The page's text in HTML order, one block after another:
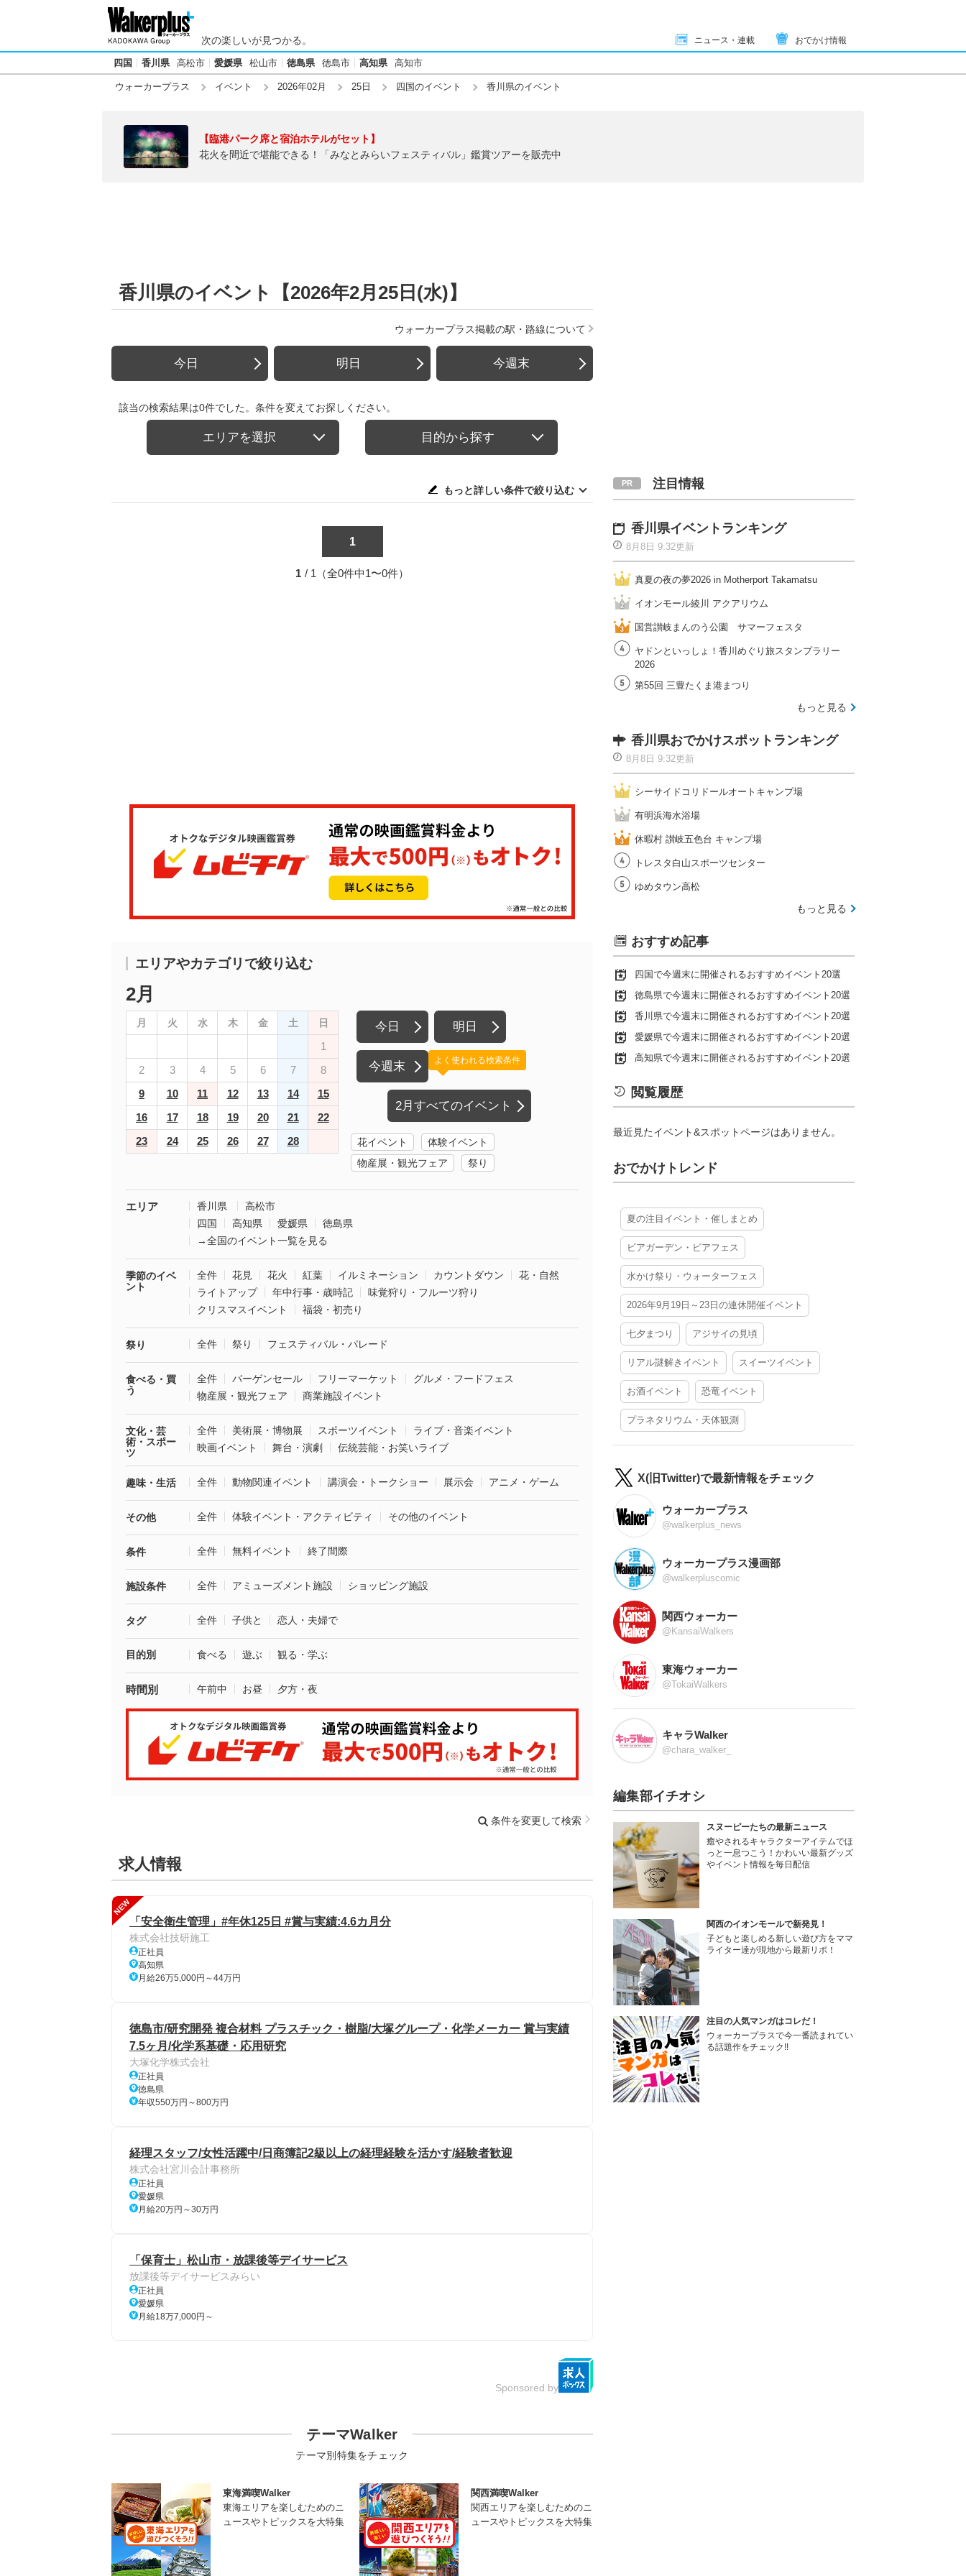
次の楽しいが見つかる。 ニュース・連載 おでかけ情報
四国 香川県 高松市 愛媛県 松山市 徳島県 徳島市 高知県 高知市
ウォーカープラス イベント 2026年02月 25日 四国のイベント 香川県のイベント
【臨港パーク席と宿泊ホテルがセット】
花火を間近で堪能できる！「みなとみらいフェスティバル」鑑賞ツアーを販売中
香川県のイベント【2026年2月25日(水)】
ウォーカープラス掲載の駅・路線について
今日 明日 今週末
該当の検索結果は0件でした。条件を変えてお探しください。
エリアを選択 目的から探す
もっと詳しい条件で絞り込む
1
1 / 1（全0件中1〜0件）
エリアやカテゴリで絞り込む
2月
月 火 水 木 金 土 日
1
2
3 4 5 6 7
8
9
10 11 12 13 14
15
16
17 18 19 20 21
22
23
24 25 26 27 28
今日 明日
今週末
2月すべてのイベント
よく使われる検索条件
花イベント
体験イベント
物産展・観光フェア
祭り
エリア 香川県
高松市
四国
高知県 愛媛県
徳島県
→全国のイベント一覧を見る
季節のイベ
ント
全件 花見 花火 紅葉 イルミネーション カウントダウン
花・自然
ライトアップ
年中行事・歳時記
味覚狩り・フルーツ狩り
クリスマスイベント
福袋・初売り
祭り 全件 祭り フェスティバル・パレード
食べる・買
う
全件 バーゲンセール フリーマーケット
グルメ・フードフェス
物産展・観光フェア
商業施設イベント
文化・芸
術・スポー
ツ
全件 美術展・博物展 スポーツイベント
ライブ・音楽イベント
映画イベント
舞台・演劇 伝統芸能・お笑いライブ
趣味・生活 全件 動物関連イベント 講演会・トークショー 展示会 アニメ・ゲーム
その他 全件 体験イベント・アクティビティ その他のイベント
条件 全件 無料イベント 終了間際
施設条件 全件 アミューズメント施設 ショッピング施設
タグ 全件 子供と 恋人・夫婦で
目的別 食べる 遊ぶ 観る・学ぶ
時間別 午前中 お昼 夕方・夜
条件を変更して検索
求人情報
NEW
「安全衛生管理」#年休125日 #賞与実績:4.6カ月分
株式会社技研施工
正社員
高知県
月給26万5,000円～44万円
徳島市/研究開発 複合材料 プラスチック・樹脂/大塚グループ・化学メーカー 賞与実績
7.5ヶ月/化学系基礎・応用研究
大塚化学株式会社
正社員
徳島県
年収550万円～800万円
経理スタッフ/女性活躍中/日商簿記2級以上の経理経験を活かす/経験者歓迎
株式会社宮川会計事務所
正社員
愛媛県
月給20万円～30万円
「保育士」松山市・放課後等デイサービス
放課後等デイサービスみらい
正社員
愛媛県
月給18万7,000円～
Sponsored by
テーマWalker
テーマ別特集をチェック
東海満喫Walker
東海エリアを楽しむためのニ
ュースやトピックスを大特集
関西満喫Walker
関西エリアを楽しむためのニ
ュースやトピックスを大特集
注目情報
香川県イベントランキング
8月8日 9:32更新
真夏の夜の夢2026 in Motherport Takamatsu
イオンモール綾川 アクアリウム
国営讃岐まんのう公園 サマーフェスタ
ヤドンといっしょ！香川めぐり旅スタンプラリー
2026
第55回 三豊たくま港まつり
もっと見る
香川県おでかけスポットランキング
8月8日 9:32更新
シーサイドコリドールオートキャンプ場
有明浜海水浴場
休暇村 讃岐五色台 キャンプ場
トレスタ白山スポーツセンター
ゆめタウン高松
もっと見る
おすすめ記事
四国で今週末に開催されるおすすめイベント20選
徳島県で今週末に開催されるおすすめイベント20選
香川県で今週末に開催されるおすすめイベント20選
愛媛県で今週末に開催されるおすすめイベント20選
高知県で今週末に開催されるおすすめイベント20選
閲覧履歴
最近見たイベント&スポットページはありません。
おでかけトレンド
夏の注目イベント・催しまとめ
ビアガーデン・ビアフェス
水かけ祭り・ウォーターフェス
2026年9月19日～23日の連休開催イベント
七夕まつり アジサイの見頃
リアル謎解きイベント スイーツイベント
お酒イベント 恐竜イベント
プラネタリウム・天体観測
X(旧Twitter)で最新情報をチェック
ウォーカープラス
@walkerplus_news
ウォーカープラス漫画部
@walkerpluscomic
関西ウォーカー
@KansaiWalkers
東海ウォーカー
@TokaiWalkers
キャラWalker
@chara_walker_
編集部イチオシ
スヌーピーたちの最新ニュース
癒やされるキャラクターアイテムでほ
っと一息つこう！かわいい最新グッズ
やイベント情報を毎日配信
関西のイオンモールで新発見！
子どもと楽しめる新しい遊び方をママ
ライター達が現地から最新リポ！
注目の人気マンガはコレだ！
ウォーカープラスで今一番読まれてい
る話題作をチェック!!